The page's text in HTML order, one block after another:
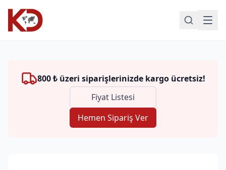
800 ₺ üzeri siparişlerinizde kargo ücretsiz!
Fiyat Listesi
Hemen Sipariş Ver